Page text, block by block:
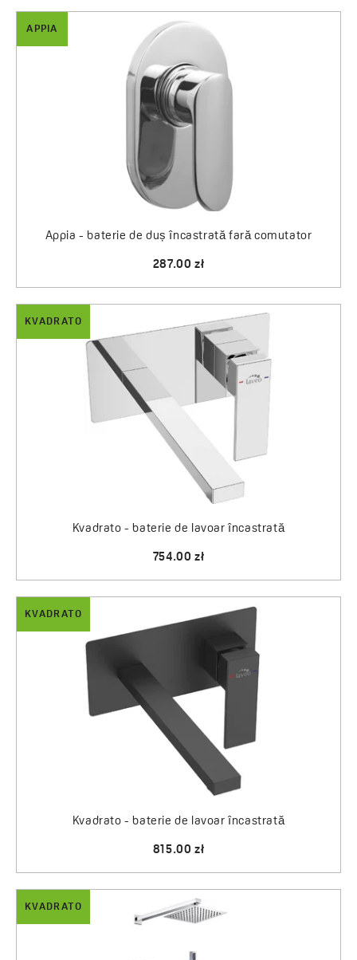
APPIA
Appia - baterie de duș încastrată fară comutator
287.00 zł
KVADRATO
Kvadrato - baterie de lavoar încastrată
754.00 zł
KVADRATO
Kvadrato - baterie de lavoar încastrată
815.00 zł
KVADRATO